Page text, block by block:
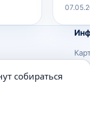
собираться